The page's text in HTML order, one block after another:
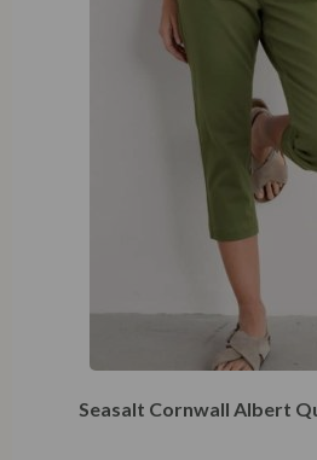
Seasalt Cornwall Albert